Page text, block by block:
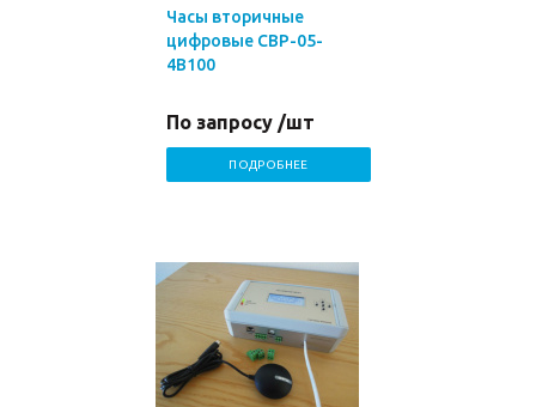
Часы вторичные
цифровые СВР-05-
4В100
По запросу /шт
ПОДРОБНЕЕ